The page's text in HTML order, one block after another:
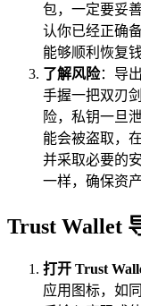
包，一定要妥
认你已经正确
能够顺利恢复钱
了解风险：导
手握一把双刃
险，私钥一旦
能会被盗取，
并采取必要的
一样，确保资
Trust Wallet
打开 Trust
应用图标，如